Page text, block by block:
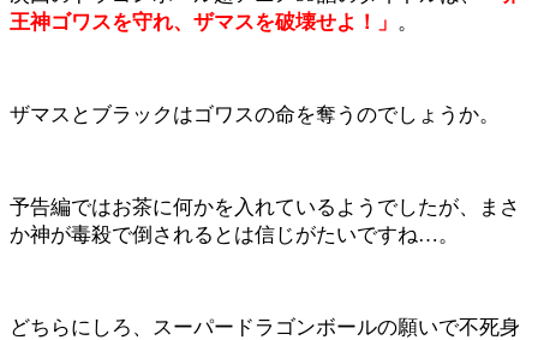
王神ゴワスを守れ、ザマスを破壊せよ！」 。
ザマスとブラックはゴワスの命を奪うのでしょうか。
予告編ではお茶に何かを入れているようでしたが、まさ
か神が毒殺で倒されるとは信じがたいですね…。
どちらにしろ、スーパードラゴンボールの願いで不死身